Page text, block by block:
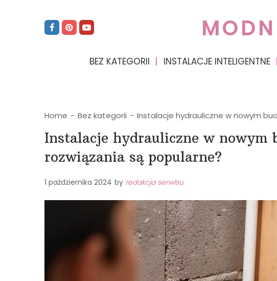
BEZ KATEGORII INSTALACJE INTELIGENTNE
Home - Bez kategorii - Instalacje hydrauliczne w nowym
Instalacje hydrauliczne w nowym
rozwiązania są popularne?
1 października 2024 by redakcja serwisu